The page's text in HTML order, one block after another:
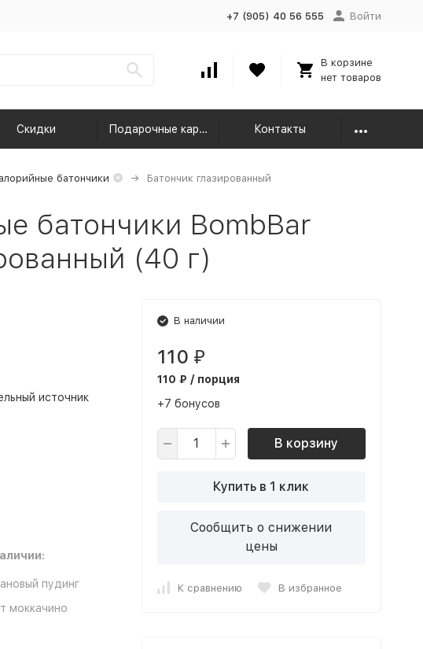
+7 (905) 40 56 555 Войти
В корзине
нет товаров
Скидки Подарочные карты Контакты
батончики Батончик глазированный
батончики BombBar
(40 г)
источник
пудинг
моккачино
В наличии
110 ₽
110 ₽ / порция
+7 бонусов
В корзину
Купить в 1 клик
Сообщить о снижении
цены
К сравнению В избранное